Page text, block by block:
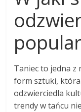
Taniec to jedna z
form sztuki,
odzwierciedla
trendy w tańcu